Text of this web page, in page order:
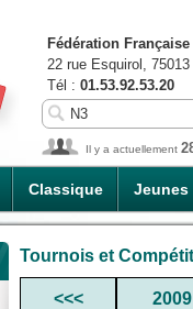
Classique Jeunes
Fédération
22 rue Esquirol,
Tél : 01.53.92.53.20
Il y a actuellement
Tournois et
<<< 2009